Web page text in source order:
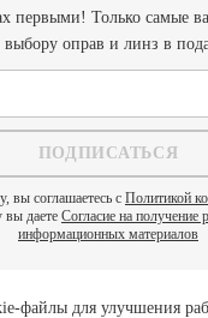
первыми! Только самые
выбору оправ и линз в
вы соглашаетесь с Политикой
даете Согласие на получение
информационных материалов
файлы для улучшения